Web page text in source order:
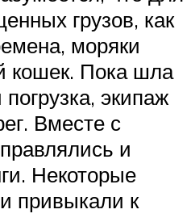
грузов, как
моряки
кошек. Пока шла
погрузка, экипаж
Вместе с
и
Некоторые
привыкали к